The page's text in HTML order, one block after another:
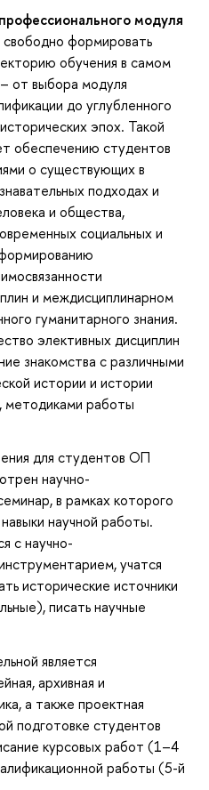
модуля
формировать
обучения в самом
от выбора модуля
до углубленного
эпох. Такой
обеспечению студентов
о существующих в
подходах и
и общества,
социальных и
и междисциплинарном
гуманитарного знания.
элективных дисциплин
знакомства с различными
истории и истории
методиками работы
для студентов ОП
научно-
в рамках которого
научной работы.
с научно-
учатся
исторические источники
писать научные
является
архивная и
а также проектная
подготовке студентов
курсовых работ (1–4
работы (5-й